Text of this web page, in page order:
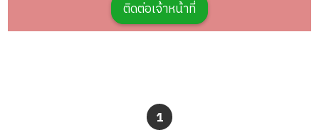
ติดต่อเจ้าหน้าที่
1